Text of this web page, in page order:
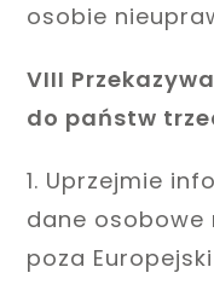
osobie
VIII
do państw
1. Uprzejmie
dane osobowe
poza